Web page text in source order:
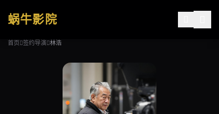
蜗牛影院
公司简介
首页 签约导演 林浩